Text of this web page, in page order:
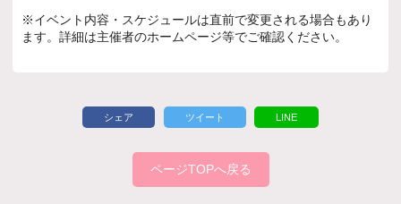
※イベント内容・スケジュールは直前で変更される場合もあり
ます。詳細は主催者のホームページ等でご確認ください。
シェア ツイート LINE
ページTOPへ戻る